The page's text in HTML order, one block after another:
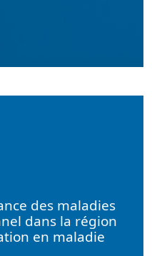
des maladies
dans la région
en maladie